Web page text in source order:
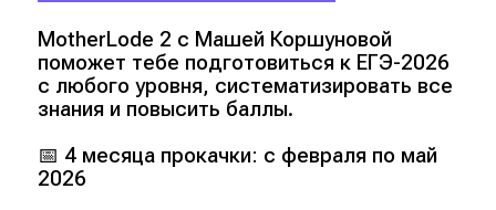
MotherLode 2 с Машей Коршуновой
поможет тебе подготовиться к ЕГЭ-2026
с любого уровня, систематизировать все
знания и повысить баллы.
📅 4 месяца прокачки: с февраля по май
2026